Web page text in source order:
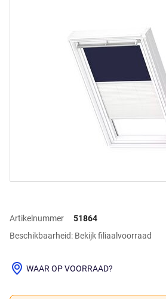
Artikelnummer
51864
Beschikbaarheid: Bekijk filiaalvoorraad
WAAR OP VOORRAAD?